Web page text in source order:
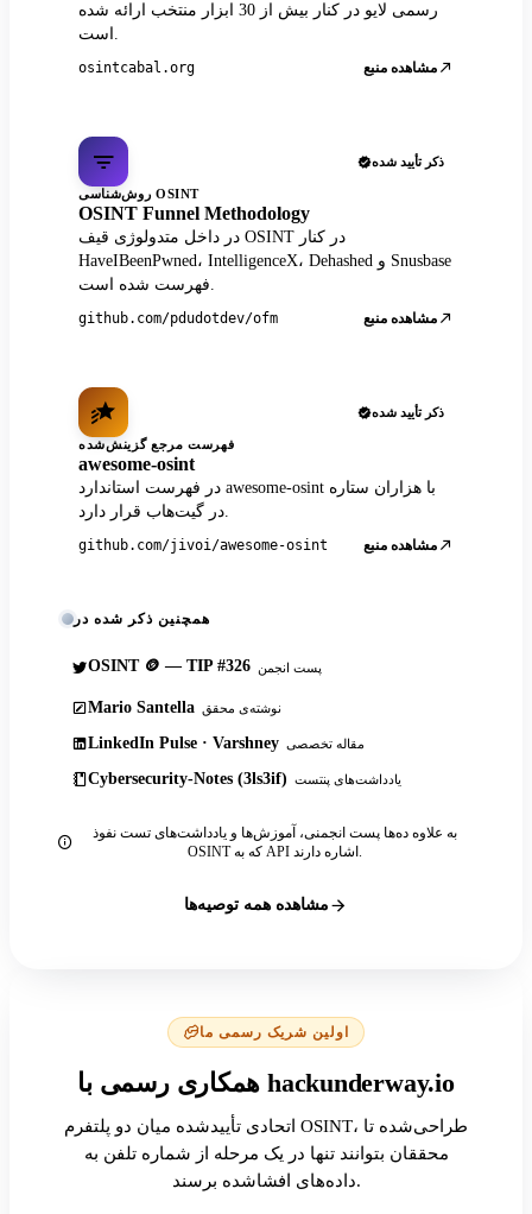
رسمی لایو در کنار بیش از 30 ابزار منتخب ارائه شده
است.
osintcabal.org مشاهده منبع
ذکر تأیید شده
روش‌شناسی OSINT
OSINT Funnel Methodology
در داخل متدولوژی قیف OSINT در کنار
HaveIBeenPwned، IntelligenceX، Dehashed و Snusbase
فهرست شده است.
github.com/pdudotdev/ofm مشاهده منبع
ذکر تأیید شده
فهرست مرجع گزینش‌شده
awesome-osint
در فهرست استاندارد awesome-osint با هزاران ستاره
در گیت‌هاب قرار دارد.
github.com/jivoi/awesome-osint مشاهده منبع
همچنین ذکر شده در
OSINT 🪙 — TIP #326 پست انجمن
Mario Santella نوشته‌ی محقق
LinkedIn Pulse · Varshney مقاله تخصصی
Cybersecurity-Notes (3ls3if) یادداشت‌های پنتست
به علاوه ده‌ها پست انجمنی، آموزش‌ها و یادداشت‌های تست نفوذ
OSINT که به API اشاره دارند.
مشاهده همه توصیه‌ها
اولین شریک رسمی ما
همکاری رسمی با hackunderway.io
اتحادی تأییدشده میان دو پلتفرم OSINT، طراحی‌شده تا
محققان بتوانند تنها در یک مرحله از شماره تلفن به
داده‌های افشاشده برسند.